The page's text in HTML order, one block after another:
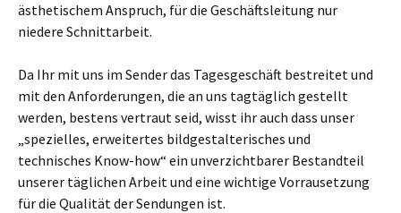
ästhetischem Anspruch, für die Geschäftsleitung nur
niedere Schnittarbeit.
Da Ihr mit uns im Sender das Tagesgeschäft bestreitet und
mit den Anforderungen, die an uns tagtäglich gestellt
werden, bestens vertraut seid, wisst ihr auch dass unser
„spezielles, erweitertes bildgestalterisches und
technisches Know-how“ ein unverzichtbarer Bestandteil
unserer täglichen Arbeit und eine wichtige Vorrausetzung
für die Qualität der Sendungen ist.